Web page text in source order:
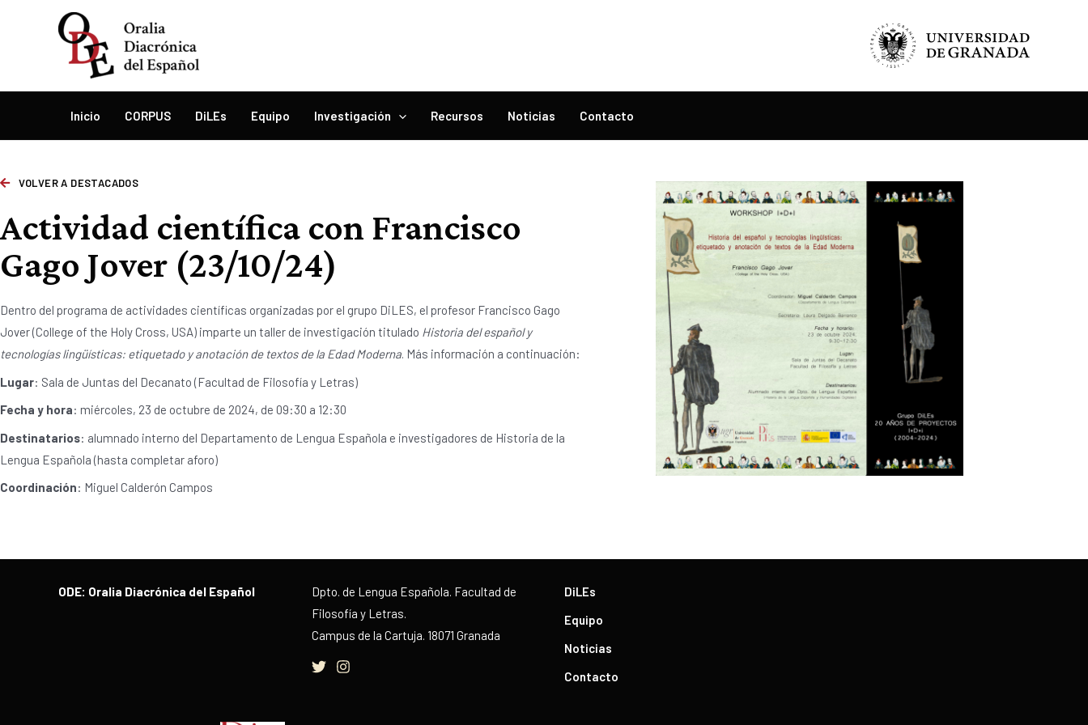
Inicio CORPUS DiLEs Equipo Investigación Recursos Noticias Contacto
VOLVER A DESTACADOS
Actividad científica con Francisco
Gago Jover (23/10/24)
Dentro del programa de actividades científicas organizadas por el grupo DiLES, el profesor Francisco Gago
Jover (College of the Holy Cross, USA) imparte un taller de investigación titulado Historia del español y
tecnologías lingüísticas: etiquetado y anotación de textos de la Edad Moderna. Más información a continuación:
Lugar: Sala de Juntas del Decanato (Facultad de Filosofía y Letras)
Fecha y hora: miércoles, 23 de octubre de 2024, de 09:30 a 12:30
Destinatarios: alumnado interno del Departamento de Lengua Española e investigadores de Historia de la
Lengua Española (hasta completar aforo)
Coordinación: Miguel Calderón Campos
ODE: Oralia Diacrónica del Español
Dpto. de Lengua Española. Facultad de
Filosofía y Letras.
Campus de la Cartuja. 18071 Granada
DiLEs
Equipo
Noticias
Contacto